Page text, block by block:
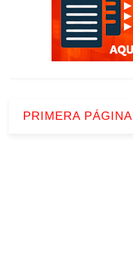
PRIMERA PÁGINA